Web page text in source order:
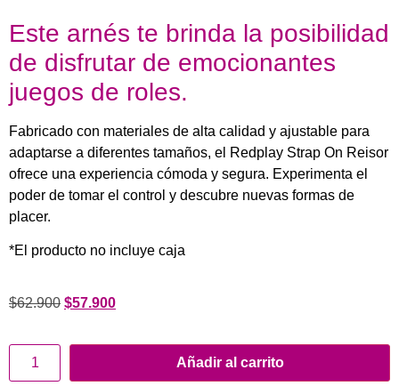
Este arnés te brinda la posibilidad
de disfrutar de emocionantes
juegos de roles.
Fabricado con materiales de alta calidad y ajustable para
adaptarse a diferentes tamaños, el Redplay Strap On Reisor
ofrece una experiencia cómoda y segura. Experimenta el
poder de tomar el control y descubre nuevas formas de
placer.
*El producto no incluye caja
$62.900 $57.900
Añadir al carrito